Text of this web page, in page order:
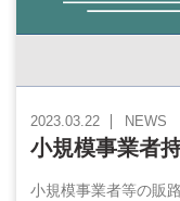
2023.03.22 NEWS
小規模事業者
小規模事業者等の販